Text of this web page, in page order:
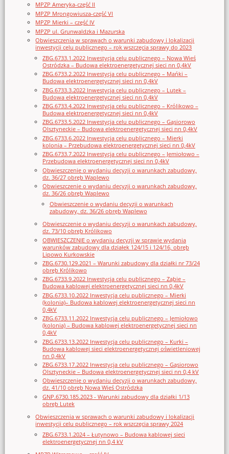
MPZP Ameryka-część II
MPZP Mrongowiusza-część VI
MPZP Mierki – część IV
MPZP ul. Grunwaldzka i Mazurska
Obwieszczenia w sprawach o warunki zabudowy i lokalizacji
inwestycji celu publicznego – rok wszczęcia sprawy do 2023
ZBG.6733.1.2022 Inwestycja celu publicznego – Nowa Wieś
Ostródzka – Budowa elektroenergetycznej sieci nn 0,4kV
ZBG.6733.2.2022 Inwestycja celu publicznego – Mańki –
Budowa elektroenergetycznej sieci nn 0,4kV
ZBG.6733.3.2022 Inwestycja celu publicznego – Lutek –
Budowa elektroenergetycznej sieci nn 0,4kV
ZBG.6733.4.2022 Inwestycja celu publicznego – Królikowo –
Budowa elektroenergetycznej sieci nn 0,4kV
ZBG.6733.5.2022 Inwestycja celu publicznego – Gąsiorowo
Olsztyneckie – Budowa elektroenergetycznej sieci nn 0,4kV
ZBG.6733.6.2022 Inwestycja celu publicznego – Mierki
kolonia – Przebudowa elektroenergetycznej sieci nn 0,4kV
ZBG.6733.7.2022 Inwestycja celu publicznego – Jemiołowo –
Przebudowa elektroenergetycznej sieci nn 0,4kV
Obwieszczenie o wydaniu decyzji o warunkach zabudowy,
dz. 36/27 obręb Waplewo
Obwieszczenie o wydaniu decyzji o warunkach zabudowy,
dz. 36/26 obręb Waplewo
Obwieszczenie o wydaniu decyzji o warunkach
zabudowy, dz. 36/26 obręb Waplewo
Obwieszczenie o wydaniu decyzji o warunkach zabudowy,
dz. 73/10 obręb Królikowo
OBWIESZCZENIE o wydaniu decyzji w sprawie wydania
warunków zabudowy dla działek 124/15 i 124/16, obręb
Lipowo Kurkowskie
ZBG.6730.129.2021 – Warunki zabudowy dla działki nr 73/24
obręb Królikowo
ZBG.6733.9.2022 Inwestycja celu publicznego – Ząbie –
Budowa kablowej elektroenergetycznej sieci nn 0,4kV
ZBG.6733.10.2022 Inwestycja celu publicznego – Mierki
(kolonia)– Budowa kablowej elektroenergetycznej sieci nn
0,4kV
ZBG.6733.11.2022 Inwestycja celu publicznego – Jemiołowo
(kolonia) – Budowa kablowej elektroenergetycznej sieci nn
0,4kV
ZBG.6733.13.2022 Inwestycja celu publicznego – Kurki –
Budowa kablowej sieci elektroenergetycznej oświetleniowej
nn 0,4kV
ZBG.6733.17.2022 Inwestycja celu publicznego – Gąsiorowo
Olsztyneckie – Budowa elektroenergetycznej sieci nn 0,4 kV
Obwieszczenie o wydaniu decyzji o warunkach zabudowy,
dz. 41/10 obręb Nowa Wieś Ostródzka
GNP.6730.185.2023 - Warunki zabudowy dla działki 1/13
obręb Lutek
Obwieszczenia w sprawach o warunki zabudowy i lokalizacji
inwestycji celu publicznego – rok wszczęcia sprawy 2024
ZBG.6733.1.2024 – Łutynowo – Budowa kablowej sieci
elektroenergetycznej nn 0,4 kV